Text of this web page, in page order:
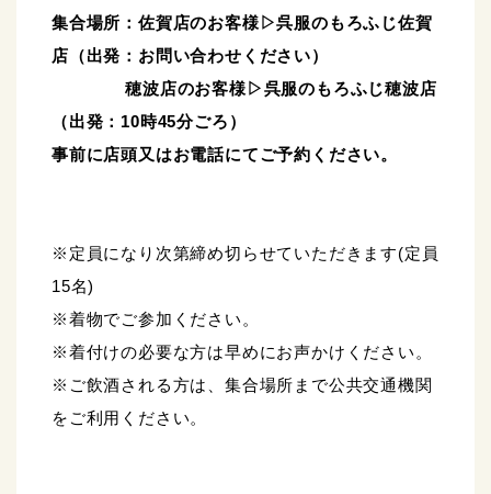
集合場所：佐賀店のお客様▷呉服のもろふじ佐賀
店（出発：お問い合わせください）
穂波店のお客様▷呉服のもろふじ穂波店
（出発：10時45分ごろ）
事前に店頭又はお電話にてご予約ください。
※定員になり次第締め切らせていただきます(定員
15名)
※着物でご参加ください。
※着付けの必要な方は早めにお声かけください。
※ご飲酒される方は、集合場所まで公共交通機関
をご利用ください。